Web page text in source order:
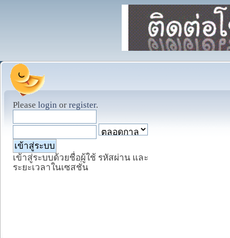
Please login or register.
เข้าสู่ระบบด้วยชื่อผู้ใช้ รหัสผ่าน และ
ระยะเวลาในเซสชั่น